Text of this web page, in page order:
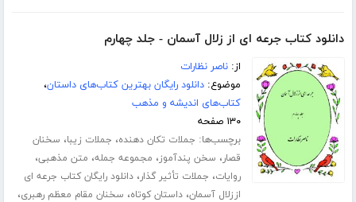
دانلود کتاب جرعه ای از زلال آسمان - جلد چهارم
از:ناصر نظارات
موضوع:دانلود رایگان بهترین کتاب‌های داستان،
کتاب‌های اندیشه و مذهب
۱۳۰ صفحه
برچسب‌ها: جملات تکان دهنده، جملات زیبا، سخنان
قصار، سخن پندآموز، مجموعه جمله، متن مذهبی،
روایات، جملات تأثیر گذار،دانلود رایگان کتاب جرعه ای
اززلال آسمان،داستان کوتاه، سخنان مقام معظم رهبری،